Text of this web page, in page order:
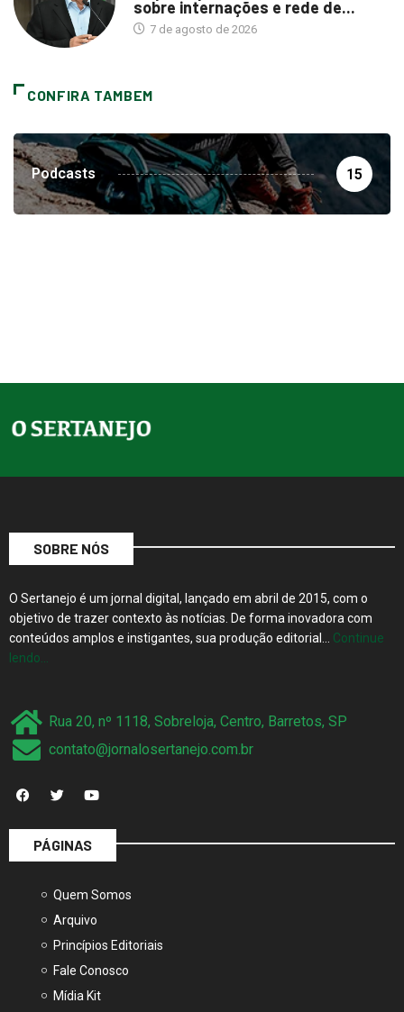
sobre internações e rede de...
7 de agosto de 2026
CONFIRA TAMBEM
Podcasts 15
SOBRE NÓS
O Sertanejo é um jornal digital, lançado em abril de 2015, com o
objetivo de trazer contexto às notícias. De forma inovadora com
conteúdos amplos e instigantes, sua produção editorial… Continue
lendo…
Rua 20, nº 1118, Sobreloja, Centro, Barretos, SP
contato@jornalosertanejo.com.br
PÁGINAS
Quem Somos
Arquivo
Princípios Editoriais
Fale Conosco
Mídia Kit